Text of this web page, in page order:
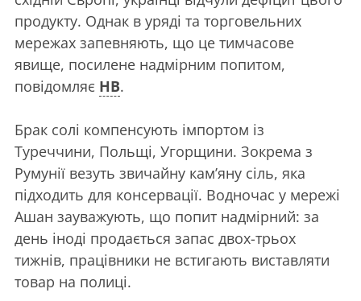
продукту. Однак в уряді та торговельних
мережах запевняють, що це тимчасове
явище, посилене надмірним попитом,
повідомляє НВ.
Брак солі компенсують імпортом із
Туреччини, Польщі, Угорщини. Зокрема з
Румунії везуть звичайну кам’яну сіль, яка
підходить для консервації. Водночас у мережі
Ашан зауважують, що попит надмірний: за
день іноді продається запас двох-трьох
тижнів, працівники не встигають виставляти
товар на полиці.